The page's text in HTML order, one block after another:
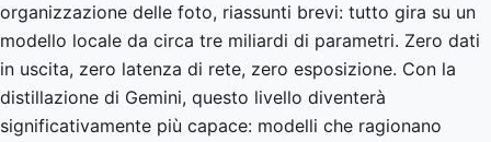
organizzazione delle foto, riassunti brevi: tutto gira su un
modello locale da circa tre miliardi di parametri. Zero dati
in uscita, zero latenza di rete, zero esposizione. Con la
distillazione di Gemini, questo livello diventerà
significativamente più capace: modelli che ragionano